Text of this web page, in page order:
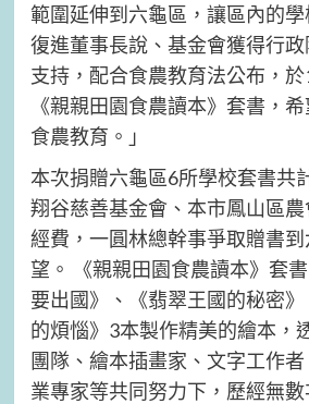
範圍延伸到六龜區，讓區內的
復進董事長說、基金會獲得行
支持，配合食農教育法公布，
《親親田園食農讀本》套書，
食農教育。」
本次捐贈六龜區6所學校套書共
翔谷慈善基金會、本市鳳山區農
經費，一圓林總幹事爭取贈書
望。 《親親田園食農讀本》套
要出國》、《翡翠王國的秘密
的煩惱》3本製作精美的繪本，
團隊、繪本插畫家、文字工作
業專家等共同努力下，歷經無